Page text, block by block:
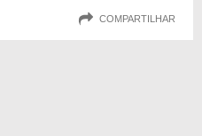
COMPARTILHAR